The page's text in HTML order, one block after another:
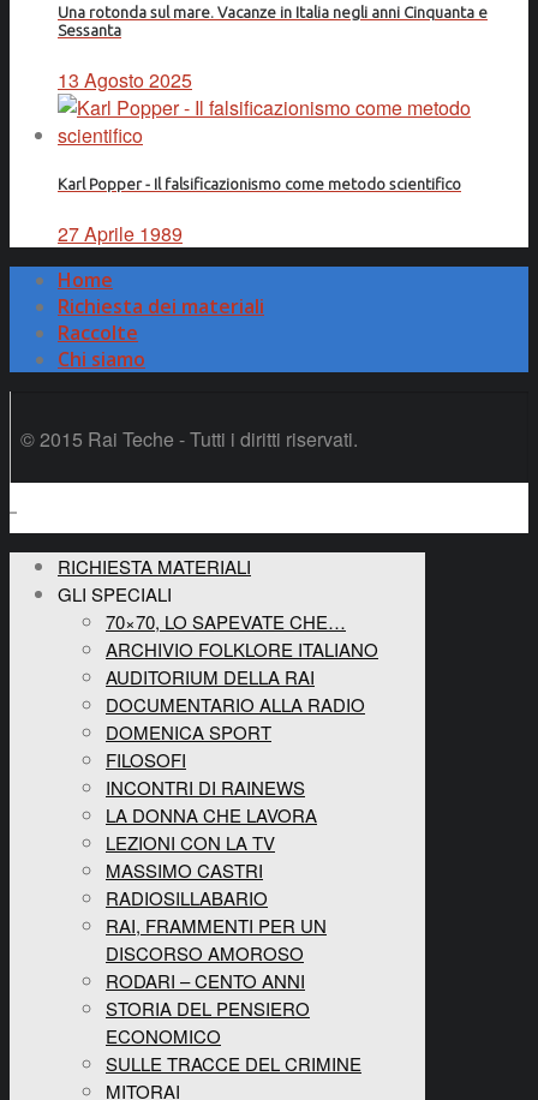
Una rotonda sul mare. Vacanze in Italia negli anni Cinquanta e
Sessanta
13 Agosto 2025
Karl Popper - Il falsificazionismo come metodo scientifico
27 Aprile 1989
Home
Richiesta dei materiali
Raccolte
Chi siamo
© 2015 Rai Teche - Tutti i diritti riservati.
RICHIESTA MATERIALI
GLI SPECIALI
70×70, LO SAPEVATE CHE…
ARCHIVIO FOLKLORE ITALIANO
AUDITORIUM DELLA RAI
DOCUMENTARIO ALLA RADIO
DOMENICA SPORT
FILOSOFI
INCONTRI DI RAINEWS
LA DONNA CHE LAVORA
LEZIONI CON LA TV
MASSIMO CASTRI
RADIOSILLABARIO
RAI, FRAMMENTI PER UN
DISCORSO AMOROSO
RODARI – CENTO ANNI
STORIA DEL PENSIERO
ECONOMICO
SULLE TRACCE DEL CRIMINE
MITORAI